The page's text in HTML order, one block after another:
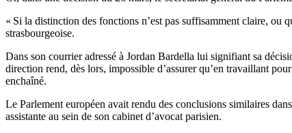
« Si la distinction des fonctions n’est pas suffisamment claire, ou
strasbourgeoise.
Dans son courrier adressé à Jordan Bardella lui signifiant sa
direction rend, dès lors, impossible d’assurer qu’en travaillant
enchaîné.
Le Parlement européen avait rendu des conclusions similaires
assistante au sein de son cabinet d’avocat parisien.